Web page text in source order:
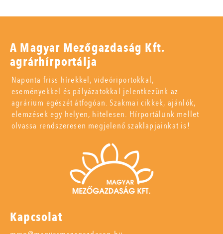
A Magyar Mezőgazdaság Kft.
agrárhírportálja
Naponta friss hírekkel, videóriportokkal,
eseményekkel és pályázatokkal jelentkezünk az
agrárium egészét átfogóan. Szakmai cikkek, ajánlók,
elemzések egy helyen, hitelesen. Hírportálunk mellet
olvassa rendszeresen megjelenő szaklapjainkat is!
Kapcsolat